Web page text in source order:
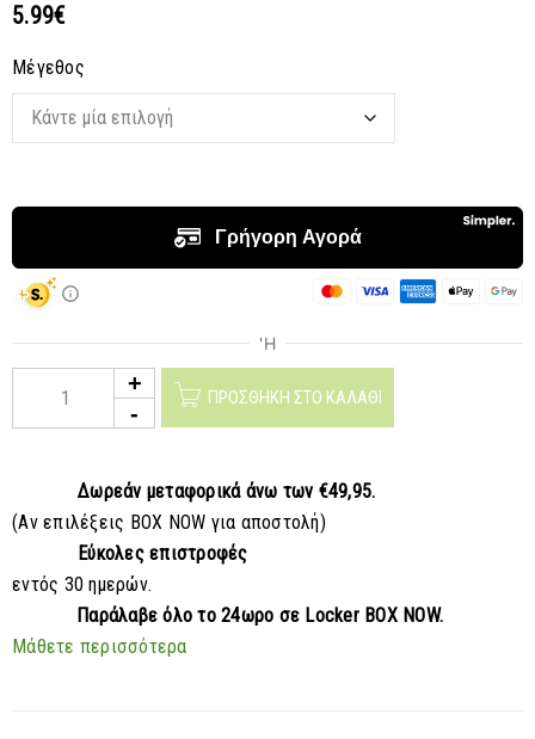
5.99€
Μέγεθος
ΠΡΟΣΘΉΚΗ ΣΤΟ ΚΑΛΆΘΙ
Δωρεάν μεταφορικά άνω των €49,95.
(Αν επιλέξεις BOX NOW για αποστολή)
Εύκολες επιστροφές
εντός 30 ημερών.
Παράλαβε όλο το 24ωρο σε Locker BOX NOW.
Μάθετε περισσότερα